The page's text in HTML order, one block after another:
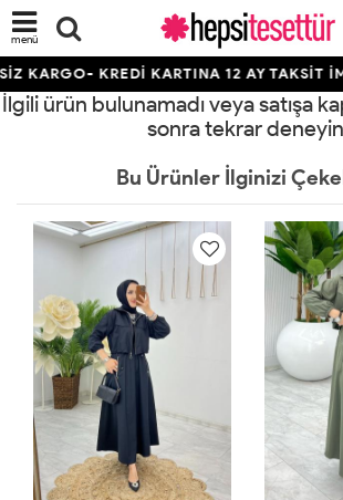
menü
KARGO- KREDİ KARTINA 12 AY TAKSİT
İlgili ürün bulunamadı veya satışa
sonra tekrar
Bu Ürünler İlginizi